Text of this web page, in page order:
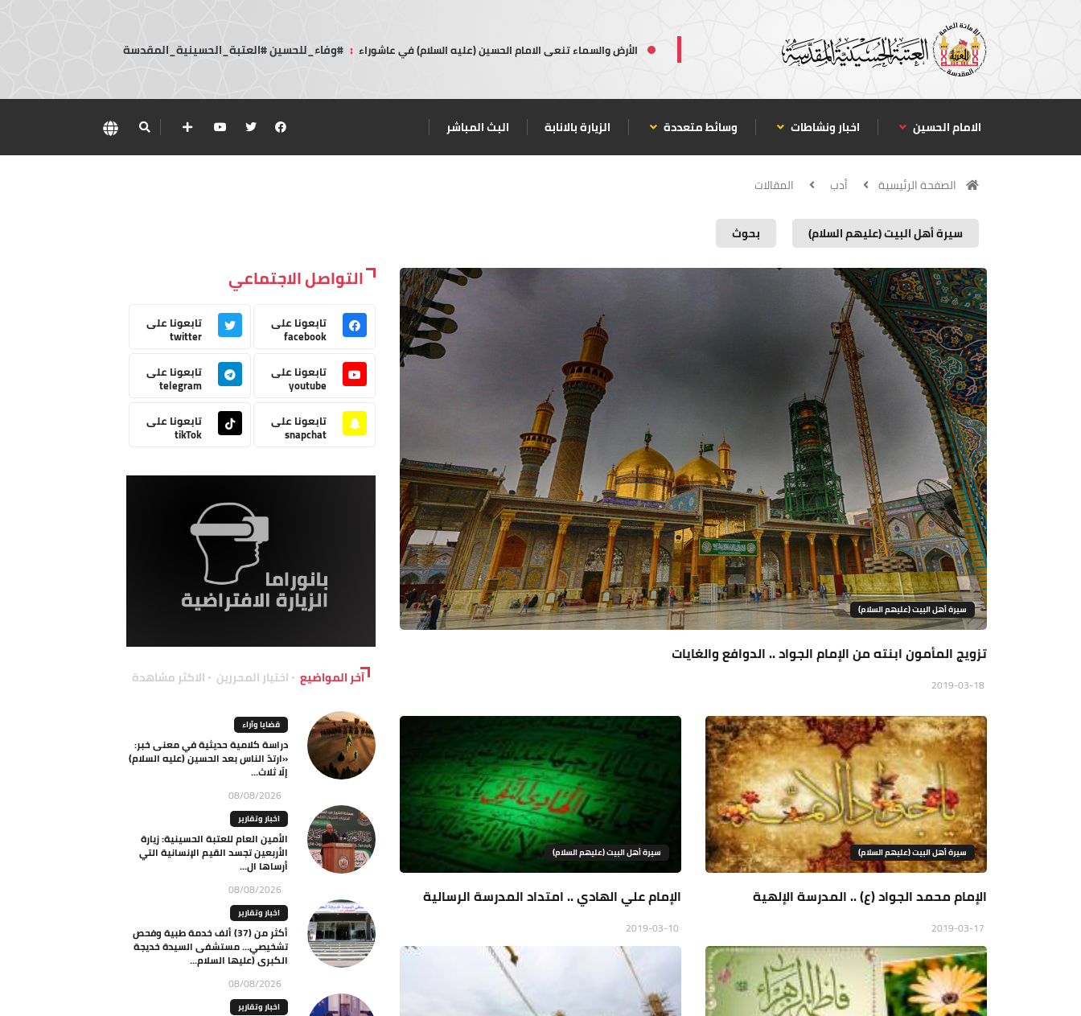
الأرض والسماء تنعى الامام الحسين (عليه السلام) في عاشوراء : #وفاء_للحسين #العتبة_الحسينية_المقدسة
الامام الحسين اخبار ونشاطات وسائط متعددة الزيارة بالانابة البث المباشر
الصفحة الرئيسية أدب المقالات
سيرة أهل البيت (عليهم السلام) بحوث
سيرة أهل البيت (عليهم السلام)
تزويج المأمون ابنته من الإمام الجواد .. الدوافع والغايات
سيرة أهل البيت (عليهم السلام)
الإمام محمد الجواد (ع) .. المدرسة الإلهية
سيرة أهل البيت (عليهم السلام)
الإمام علي الهادي .. امتداد المدرسة الرسالية
التواصل الاجتماعي
تابعونا على
facebook
تابعونا على
twitter
تابعونا على
youtube
تابعونا على
telegram
تابعونا على
snapchat
تابعونا على
tikTok
آخر المواضيع اختيار المحررين الاكثر مشاهدة
قضايا وآراء
دراسة كلامية حديثية في معنى خبر:
«ارتدّ الناس بعد الحسين (عليه السلام)
إلّا ثلاث...
08/08/2026
اخبار وتقارير
الأمين العام للعتبة الحسينية: زيارة
الأربعين تجسد القيم الإنسانية التي
أرساها ال...
08/08/2026
اخبار وتقارير
أكثر من (37) ألف خدمة طبية وفحص
تشخيصي… مستشفى السيدة خديجة
الكبرى (عليها السلام...
08/08/2026
اخبار وتقارير